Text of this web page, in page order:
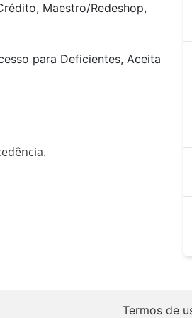
Maestro/Redeshop,
para Deficientes, Aceita
Termos de